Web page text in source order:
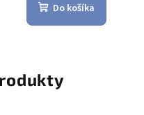
Do košíka